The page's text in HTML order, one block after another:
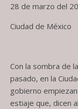
28 de marzo del
Ciudad de México
Con la sombra de
pasado, en la
gobierno
estiaje que, dicen